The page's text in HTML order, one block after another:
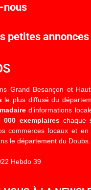
nous
petites annonces
Grand Besançon et
le plus diffusé du
d’informations
exemplaireschaque
commerces locaux et
le département du Doubs.
Hebdo 39